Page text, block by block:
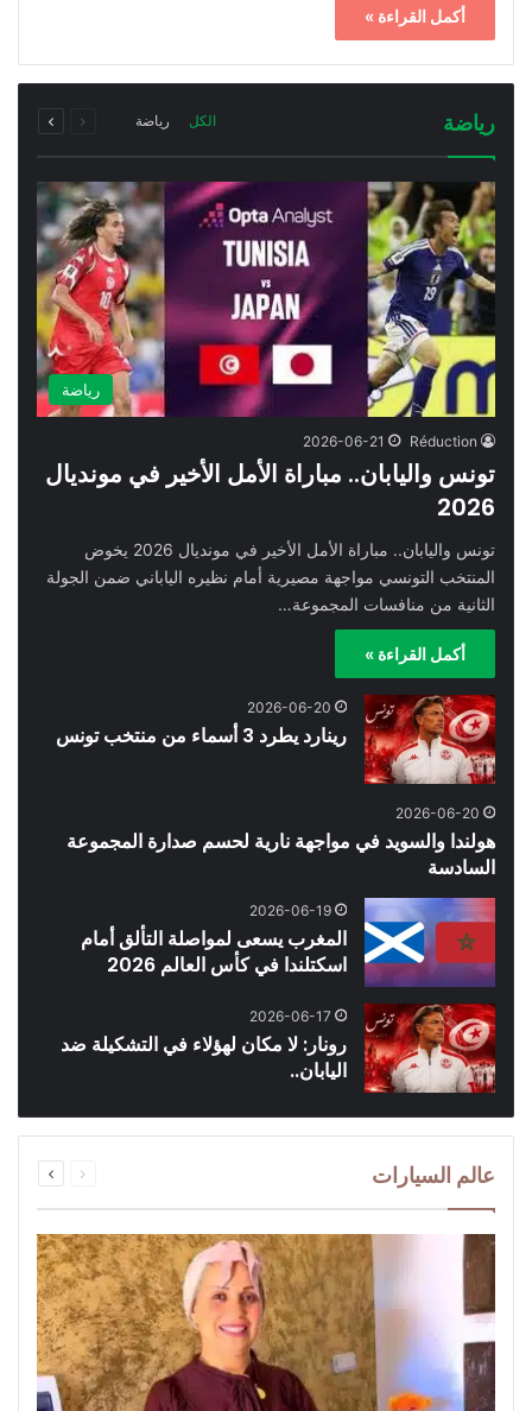
أكمل القراءة »
رياضة الكل رياضة
الصفحة
رياضة
Réduction
2026-06-21
تونس واليابان.. مباراة الأمل الأخير في مونديال
2026
تونس واليابان.. مباراة الأمل الأخير في مونديال 2026 يخوض
المنتخب التونسي مواجهة مصيرية أمام نظيره الياباني ضمن الجولة
الثانية من منافسات المجموعة…
أكمل القراءة »
2026-06-20
رينارد يطرد 3 أسماء من منتخب تونس
2026-06-20
هولندا والسويد في مواجهة نارية لحسم صدارة المجموعة
السادسة
2026-06-19
المغرب يسعى لمواصلة التألق أمام
اسكتلندا في كأس العالم 2026
2026-06-17
رونار: لا مكان لهؤلاء في التشكيلة ضد
اليابان..
عالم السيارات
الصفحة